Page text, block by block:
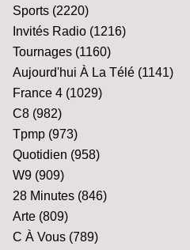
Sports (2220)
Invités Radio (1216)
Tournages (1160)
Aujourd'hui À La Télé (1141)
France 4 (1029)
C8 (982)
Tpmp (973)
Quotidien (958)
W9 (909)
28 Minutes (846)
Arte (809)
C À Vous (789)